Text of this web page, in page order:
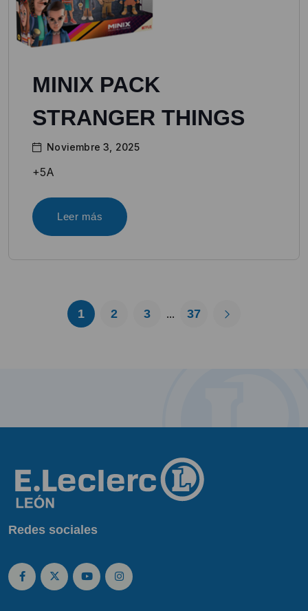
MINIX PACK
STRANGER THINGS
Noviembre 3, 2025
+5A
Leer más
1 2 3 ... 37
Redes sociales